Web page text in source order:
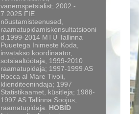
vanemspetsialist; 2002 -
7.2025 FIE
nõustamisteenused,
raamatupidamiskonsultatsiooni
d.1999-2014 MTÜ Tallinna
Puuetega Inimeste Koda,
invatakso koordinaator,
sotsiaaltöötaja, 1999-2010
raamatupidaja; 1997-1999 AS
Rocca al Mare Tivoli,
klienditeenindaja; 1997
Statistikaamet, küsitleja; 1988-
1997 AS Tallinna Soojus,
raamatupidaja. HOBID